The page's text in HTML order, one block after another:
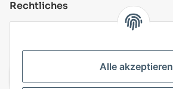
Rechtliches
Alle akzeptieren